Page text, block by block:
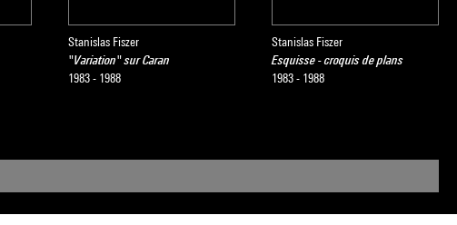
Stanislas Fiszer
"Variation" sur Caran
1983 - 1988
Stanislas Fiszer
Esquisse - croquis de plans
1983 - 1988